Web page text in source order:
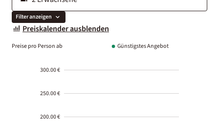
Filter anzeigen
Preiskalender ausblenden
Preise pro Person ab Günstigstes Angebot
300.00 €
250.00 €
200.00 €